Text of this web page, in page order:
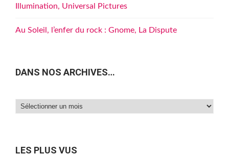
Illumination, Universal Pictures
Au Soleil, l’enfer du rock : Gnome, La Dispute
DANS NOS ARCHIVES…
Dans
LES PLUS VUS